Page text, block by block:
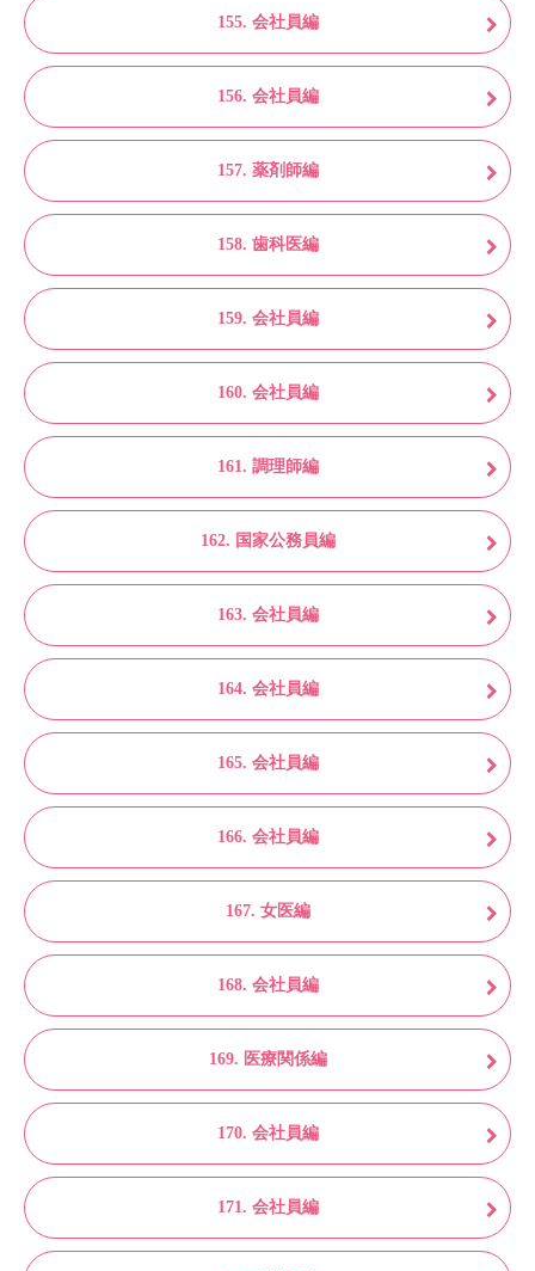
155. 会社員編
156. 会社員編
157. 薬剤師編
158. 歯科医編
159. 会社員編
160. 会社員編
161. 調理師編
162. 国家公務員編
163. 会社員編
164. 会社員編
165. 会社員編
166. 会社員編
167. 女医編
168. 会社員編
169. 医療関係編
170. 会社員編
171. 会社員編